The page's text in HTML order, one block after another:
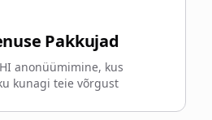
Pakkujad
anonüümimine, kus
kunagi teie võrgust